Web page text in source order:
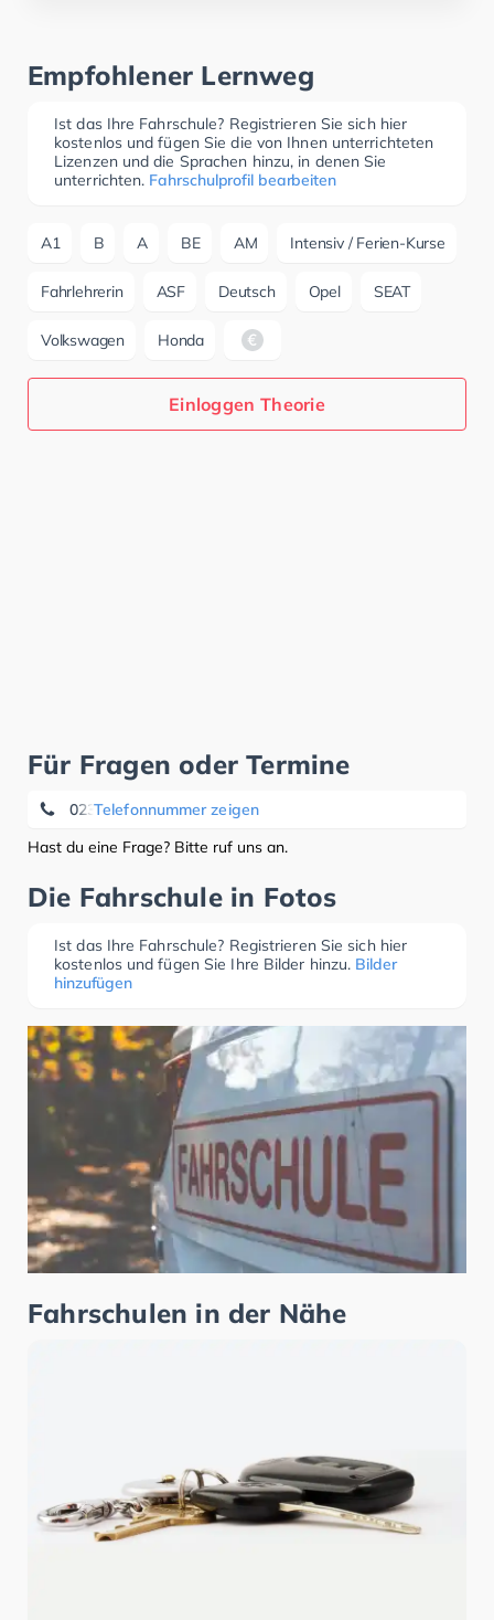
Empfohlener Lernweg
Ist das Ihre Fahrschule? Registrieren Sie sich hier
kostenlos und fügen Sie die von Ihnen unterrichteten
Lizenzen und die Sprachen hinzu, in denen Sie
unterrichten. Fahrschulprofil bearbeiten
A1 B A BE AM Intensiv / Ferien-Kurse
Fahrlehrerin ASF Deutsch Opel SEAT
Volkswagen Honda
Einloggen Theorie
Für Fragen oder Termine
Telefonnummer zeigen
0234/92723500
Hast du eine Frage? Bitte ruf uns an.
Die Fahrschule in Fotos
Ist das Ihre Fahrschule? Registrieren Sie sich hier
kostenlos und fügen Sie Ihre Bilder hinzu. Bilder
hinzufügen
Fahrschulen in der Nähe